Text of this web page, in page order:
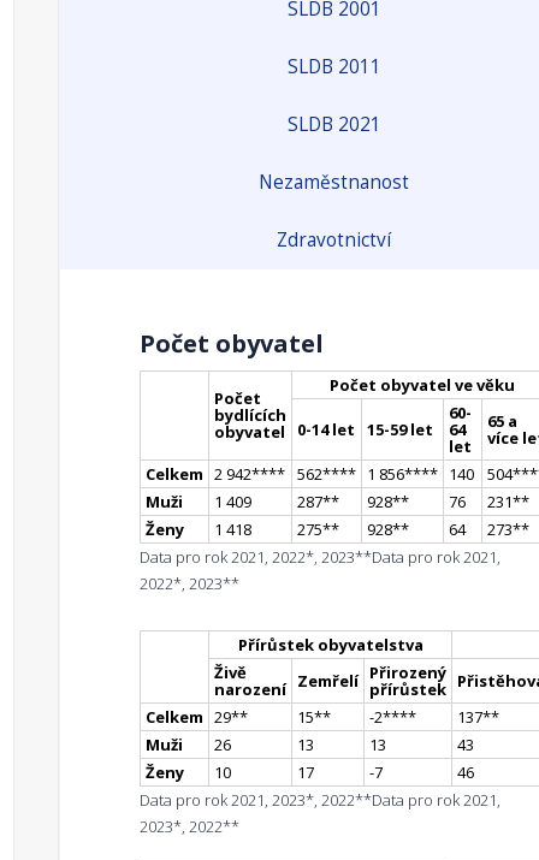
SLDB 2001
SLDB 2011
SLDB 2021
Nezaměstnanost
Zdravotnictví
Počet obyvatel
Počet
bydlících
obyvatel
Počet obyvatel ve věku
0-14 let 15-59 let
60-
64
let
65 a
více
Celkem 2 942**** 562**** 1 856**** 140 504**
Muži
1 409 287** 928** 76 231**
Ženy
1 418 275** 928** 64 273**
Data pro rok 2021, 2022*, 2023**Data pro rok 2021,
2022*, 2023**
Přírůstek obyvatelstva
Živě
narození Zemřelí Přirozený
přírůstek
Celkem 29** 15** -2**** 137**
Muži
26 13 13
43
Ženy
10 17 -7
46
Data pro rok 2021, 2023*, 2022**Data pro rok 2021,
2023*, 2022**